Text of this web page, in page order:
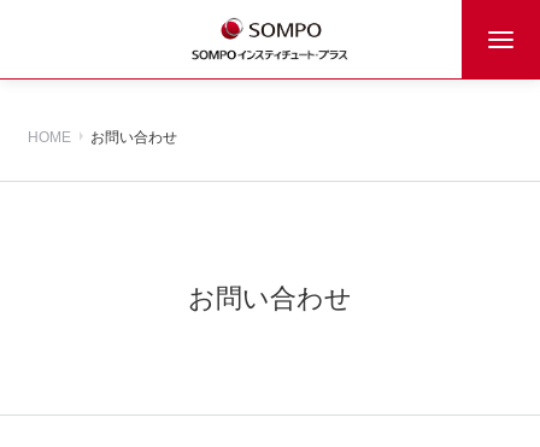
HOME お問い合わせ
お問い合わせ